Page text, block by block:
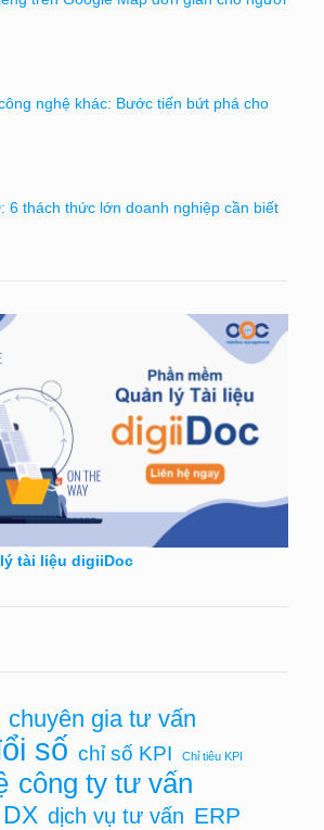
nghệ khác: Bước tiến bứt phá cho
6 thách thức lớn doanh nghiệp cần biết
tài liệu digiiDoc
chuyên gia tư vấn
số chỉ số KPI Chỉ tiêu KPI
công ty tư vấn
DX dịch vụ tư vấn ERP